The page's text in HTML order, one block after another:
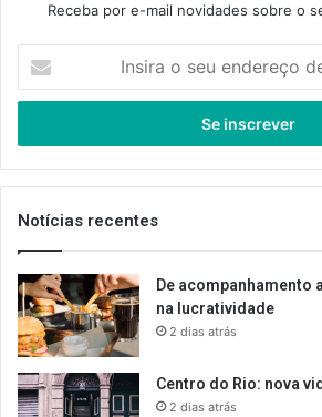
Receba por e-mail novidades sobre o
seu
de
email
Notícias recentes
De acompanhamento
na lucratividade
2 dias atrás
Centro do Rio: nova
2 dias atrás